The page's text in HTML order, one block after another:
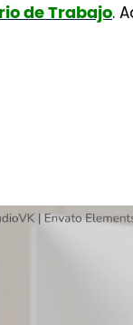
de Trabajo.